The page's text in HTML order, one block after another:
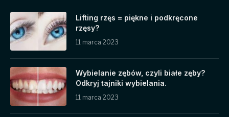
Lifting rzęs = piękne i podkręcone
rzęsy?
11 marca 2023
Wybielanie zębów, czyli białe zęby?
Odkryj tajniki wybielania.
11 marca 2023